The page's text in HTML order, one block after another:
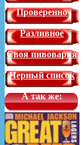
Проверенно
Разливное
Своя пивоварня
Черный список
А так же: